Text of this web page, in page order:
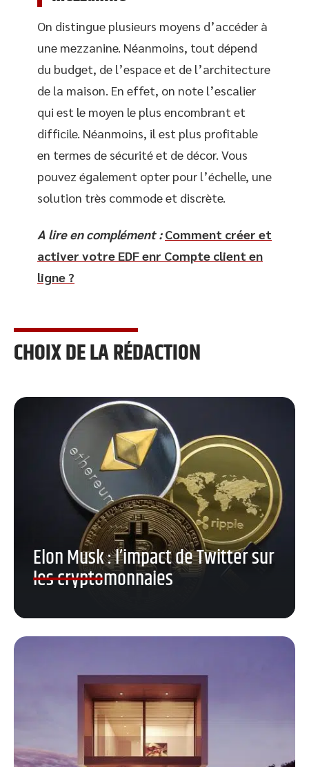
On distingue plusieurs moyens d’accéder à
une mezzanine. Néanmoins, tout dépend
du budget, de l’espace et de l’architecture
de la maison. En effet, on note l’escalier
qui est le moyen le plus encombrant et
difficile. Néanmoins, il est plus profitable
en termes de sécurité et de décor. Vous
pouvez également opter pour l’échelle, une
solution très commode et discrète.
A lire en complément : Comment créer et
activer votre EDF enr Compte client en
ligne ?
CHOIX DE LA RÉDACTION
Elon Musk : l’impact de Twitter sur
les cryptomonnaies